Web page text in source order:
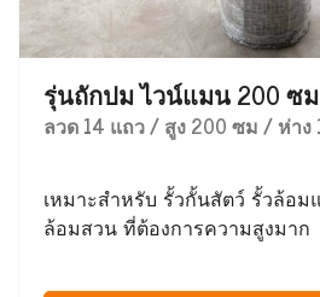
รุ่นถักปม ไวน์แมน 200 ซม
ลวด 14 แถว / สูง 200 ซม / ห่าง
เหมาะสำหรับ รั้วกั้นสัตว์ รั้วล้อม
ล้อมสวน ที่ต้องการความสูงมาก